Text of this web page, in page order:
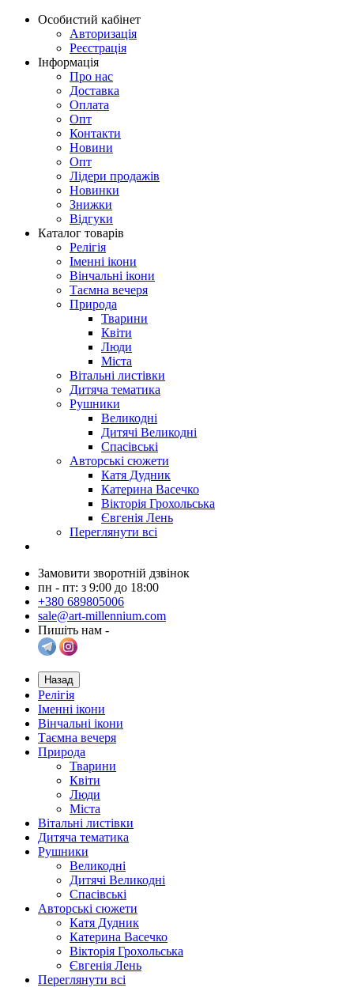
Особистий кабінет
Авторизація
Реєстрація
Інформація
Про нас
Доставка
Оплата
Опт
Контакти
Новини
Опт
Лідери продажів
Новинки
Знижки
Відгуки
Каталог товарів
Релігія
Іменні ікони
Вінчальні ікони
Таємна вечеря
Природа
Тварини
Квіти
Люди
Міста
Вітальні листівки
Дитяча тематика
Рушники
Великодні
Дитячі Великодні
Спасівські
Авторські сюжети
Катя Дудник
Катерина Васечко
Вікторія Грохольська
Євгенія Лень
Переглянути всі
Замовити зворотній дзвінок
пн - пт: з 9:00 до 18:00
+380 689805006
sale@art-millennium.com
Пишіть нам -
Назад
Релігія
Іменні ікони
Вінчальні ікони
Таємна вечеря
Природа
Тварини
Квіти
Люди
Міста
Вітальні листівки
Дитяча тематика
Рушники
Великодні
Дитячі Великодні
Спасівські
Авторські сюжети
Катя Дудник
Катерина Васечко
Вікторія Грохольська
Євгенія Лень
Переглянути всі